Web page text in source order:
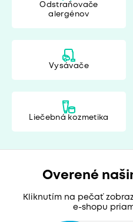
Odstraňovače
alergénov
Vysávače
Liečebná kozmetika
Overené
Kliknutím na pečať
e-shopu